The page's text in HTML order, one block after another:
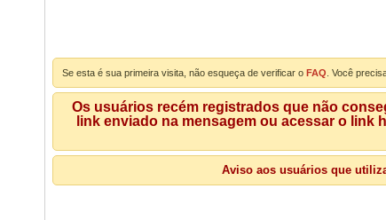
Se esta é sua primeira visita, não esqueça de verificar o FAQ . Você
Os usuários recém registrados que não
link enviado na mensagem ou acessar o
Aviso aos usuários que